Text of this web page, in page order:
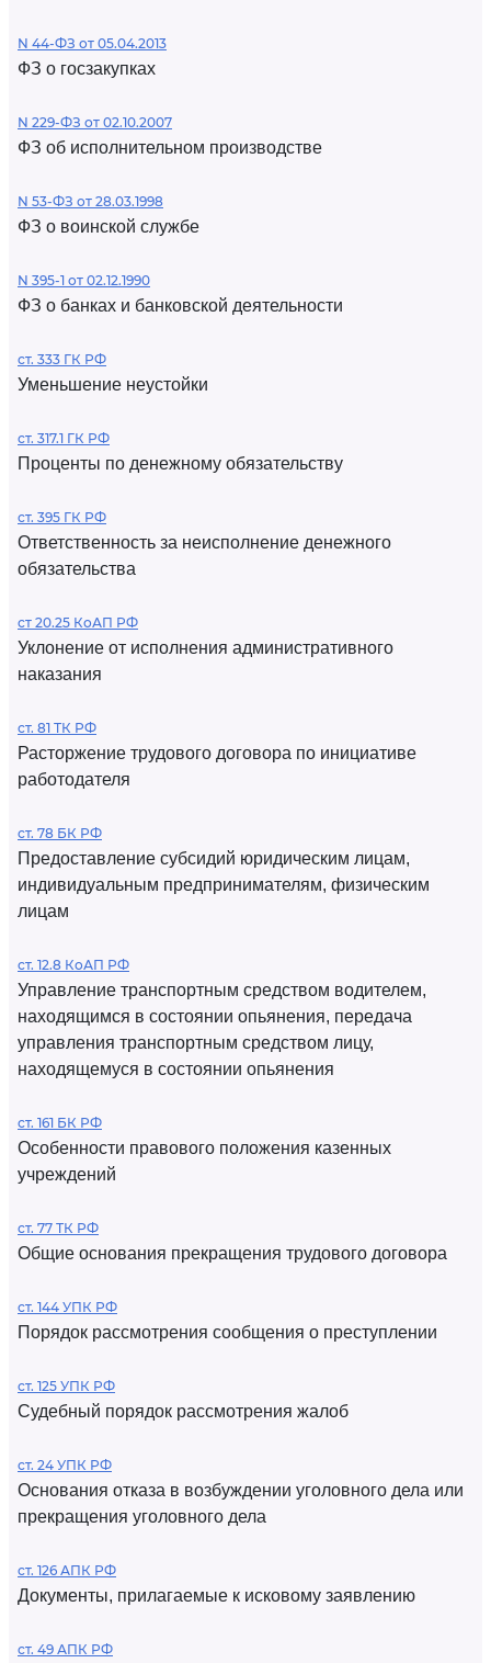
N 44-ФЗ от 05.04.2013
ФЗ о госзакупках
N 229-ФЗ от 02.10.2007
ФЗ об исполнительном производстве
N 53-ФЗ от 28.03.1998
ФЗ о воинской службе
N 395-1 от 02.12.1990
ФЗ о банках и банковской деятельности
ст. 333 ГК РФ
Уменьшение неустойки
ст. 317.1 ГК РФ
Проценты по денежному обязательству
ст. 395 ГК РФ
Ответственность за неисполнение денежного
обязательства
ст 20.25 КоАП РФ
Уклонение от исполнения административного
наказания
ст. 81 ТК РФ
Расторжение трудового договора по инициативе
работодателя
ст. 78 БК РФ
Предоставление субсидий юридическим лицам,
индивидуальным предпринимателям, физическим
лицам
ст. 12.8 КоАП РФ
Управление транспортным средством водителем,
находящимся в состоянии опьянения, передача
управления транспортным средством лицу,
находящемуся в состоянии опьянения
ст. 161 БК РФ
Особенности правового положения казенных
учреждений
ст. 77 ТК РФ
Общие основания прекращения трудового договора
ст. 144 УПК РФ
Порядок рассмотрения сообщения о преступлении
ст. 125 УПК РФ
Судебный порядок рассмотрения жалоб
ст. 24 УПК РФ
Основания отказа в возбуждении уголовного дела или
прекращения уголовного дела
ст. 126 АПК РФ
Документы, прилагаемые к исковому заявлению
ст. 49 АПК РФ